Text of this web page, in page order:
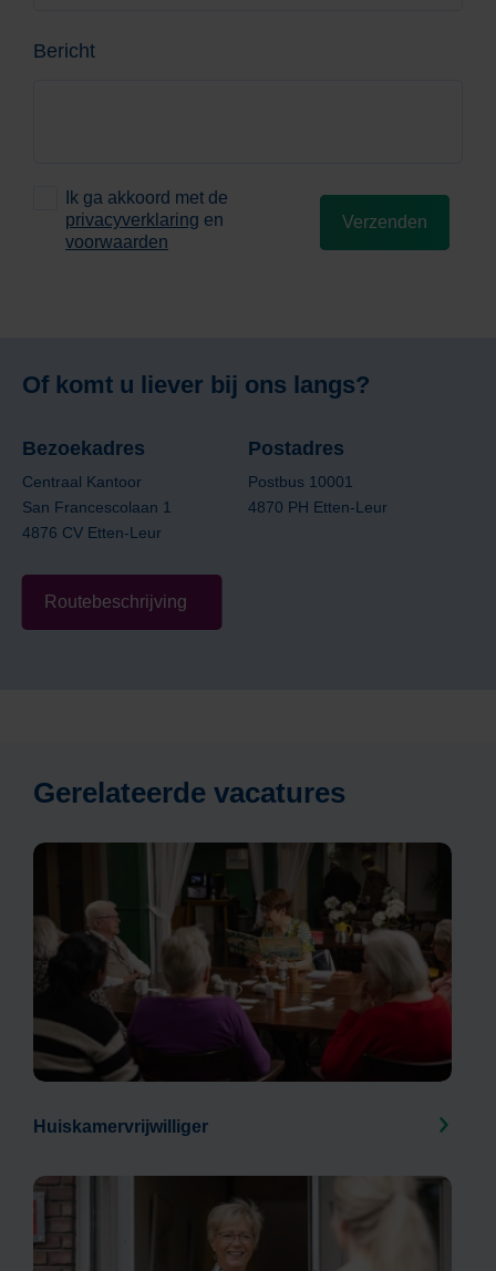
Bericht
Ik ga akkoord met de
privacyverklaring en
voorwaarden
Verzenden
Of komt u liever bij ons langs?
Bezoekadres
Centraal Kantoor
San Francescolaan 1
4876 CV Etten-Leur
Postadres
Postbus 10001
4870 PH Etten-Leur
Routebeschrijving
Gerelateerde vacatures
Huiskamervrijwilliger